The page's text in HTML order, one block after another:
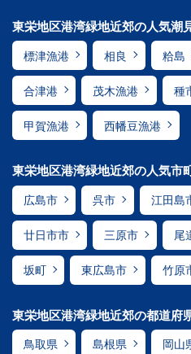
東栄地区港湾緑地近郊の人気潮
標津漁港 相良 粭島
合津港 茂木漁港 種
甲賀漁港 西幡豆漁港
東栄地区港湾緑地近郊の人気市
広島市 呉市 江田島
廿日市市 三原市 尾
坂町 東広島市 竹原
東栄地区港湾緑地近郊の都道府
鳥取県 島根県 岡山